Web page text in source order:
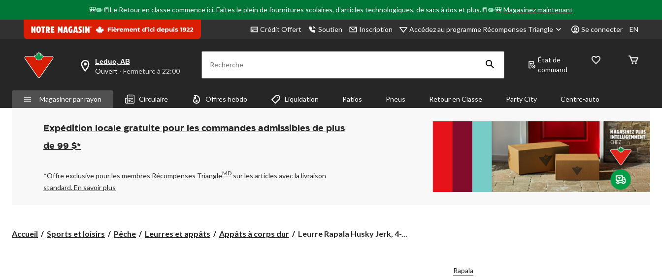
🎒✏️📒Le Retour en classe commence ici. Faites le plein de fournitures scolaires, d'articles technologiques, de sacs à dos et plus.📒✏️🎒Magasinez maintenant
Crédit Offert Soutien Inscription Accédez au programme Récompenses Triangle Se connecter EN
votre
est
Leduc,
AB,
Ouvert,
Fermeture
à
pour
changer
Leduc, AB
Ouvert ⋅ Fermeture à 22:00 Recherche
État de
command
Magasiner par rayon Circulaire Offres hebdo Liquidation Patios Pneus Retour en Classe Party City Centre-auto
Expédition locale gratuite pour les commandes admissibles de plus
de 99 $*
*Offre exclusive pour les membres Récompenses TriangleMD sur les articles avec la livraison
standard.En savoir plus
Accueil Sports et loisirs Pêche Leurres et appâts Appâts à corps dur
Leurre
Leurre Rapala Husky Jerk, 4-...
Rapala
page.